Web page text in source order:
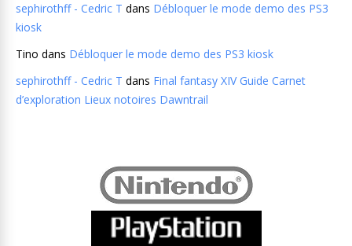
sephirothff - Cedric T dans Débloquer le mode demo des PS3
kiosk
Tino dans Débloquer le mode demo des PS3 kiosk
sephirothff - Cedric T dans Final fantasy XIV Guide Carnet
d’exploration Lieux notoires Dawntrail